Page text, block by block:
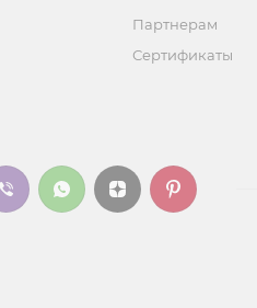
Партнерам
Сертификаты